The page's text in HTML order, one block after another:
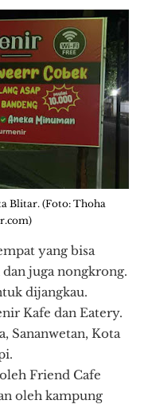
Blitar. (Foto: Thoha
yang bisa
juga nongkrong.
dijangkau.
Kafe dan Eatery.
Sananwetan, Kota
Friend Cafe
oleh kampung